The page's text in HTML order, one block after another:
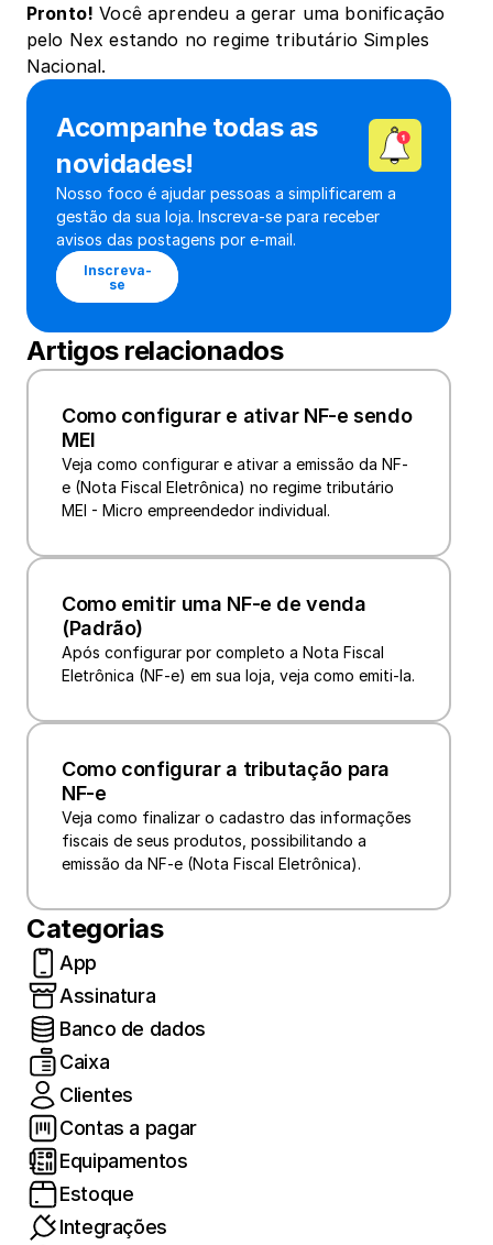
Pronto! Você aprendeu a gerar uma bonificação
pelo Nex estando no regime tributário Simples
Nacional.
Acompanhe todas as
novidades!
Nosso foco é ajudar pessoas a simplificarem a
gestão da sua loja. Inscreva-se para receber
avisos das postagens por e-mail.
Inscreva-
se
Artigos relacionados
Como configurar e ativar NF-e sendo
MEI
Veja como configurar e ativar a emissão da NF-
e (Nota Fiscal Eletrônica) no regime tributário
MEI - Micro empreendedor individual.
Como emitir uma NF-e de venda
(Padrão)
Após configurar por completo a Nota Fiscal
Eletrônica (NF-e) em sua loja, veja como emiti-la.
Como configurar a tributação para
NF-e
Veja como finalizar o cadastro das informações
fiscais de seus produtos, possibilitando a
emissão da NF-e (Nota Fiscal Eletrônica).
Categorias
App
Assinatura
Banco de dados
Caixa
Clientes
Contas a pagar
Equipamentos
Estoque
Integrações